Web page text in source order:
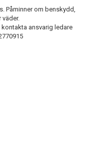
Påminner om benskydd,
väder.
ansvarig ledare